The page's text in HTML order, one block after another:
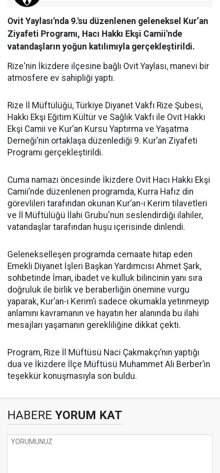
Ovit Yaylası'nda 9.'su düzenlenen geleneksel Kur’an
Ziyafeti Programı, Hacı Hakkı Ekşi Camii'nde
vatandaşların yoğun katılımıyla gerçekleştirildi.
Rize'nin İkizdere ilçesine bağlı Ovit Yaylası, manevi bir
atmosfere ev sahipliği yaptı.
Rize İl Müftülüğü, Türkiye Diyanet Vakfı Rize Şubesi,
Hakkı Ekşi Eğitim Kültür ve Sağlık Vakfı ile Ovit Hakkı
Ekşi Camii ve Kur’an Kursu Yaptırma ve Yaşatma
Derneği’nin ortaklaşa düzenlediği 9. Kur’an Ziyafeti
Programı gerçekleştirildi.
Cuma namazı öncesinde İkizdere Ovit Hacı Hakkı Ekşi
Camii’nde düzenlenen programda, Kurra Hafız din
görevlileri tarafından okunan Kur’an-ı Kerim tilavetleri
ve İl Müftülüğü İlahi Grubu'nun seslendirdiği ilahiler,
vatandaşlar tarafından huşu içerisinde dinlendi.
Gelenekselleşen programda cemaate hitap eden
Emekli Diyanet İşleri Başkan Yardımcısı Ahmet Şark,
sohbetinde İman, ibadet ve kulluk bilincinin yanı sıra
doğruluk ile birlik ve beraberliğin önemine vurgu
yaparak, Kur’an-ı Kerim’i sadece okumakla yetinmeyip
anlamını kavramanın ve hayatın her alanında bu ilahi
mesajları yaşamanın gerekliliğine dikkat çekti.
Program, Rize İl Müftüsü Naci Çakmakçı’nın yaptığı
dua ve İkizdere İlçe Müftüsü Muhammet Ali Berber’in
teşekkür konuşmasıyla son buldu.
HABERE YORUM KAT